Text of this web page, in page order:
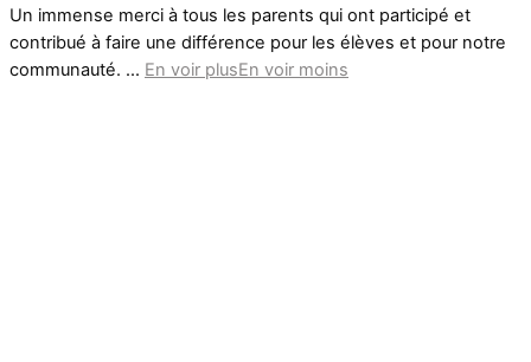
Un immense merci à tous les parents qui ont participé et
contribué à faire une différence pour les élèves et pour notre
communauté. ... En voir plusEn voir moins